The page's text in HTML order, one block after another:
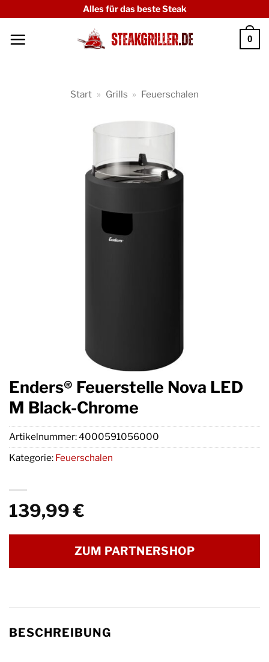
springen
Alles für das beste Steak
0
Start » Grills » Feuerschalen
Enders® Feuerstelle Nova LED
M Black-Chrome
139,99€
ZUM PARTNERSHOP
Artikelnummer:4000591056000
Kategorie: Feuerschalen
BESCHREIBUNG